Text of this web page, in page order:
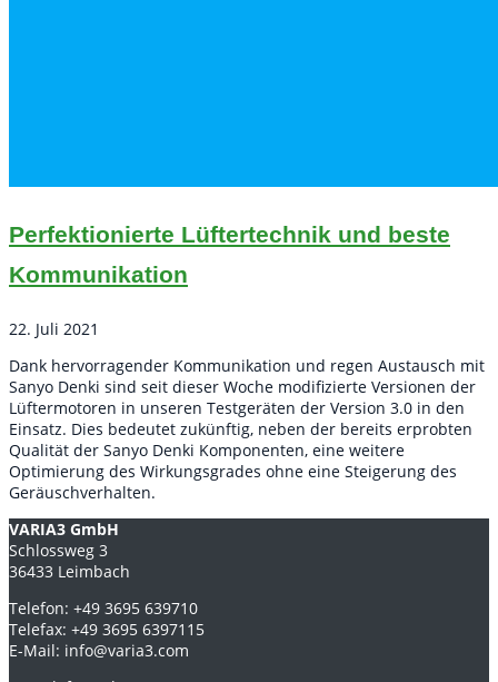
Perfektionierte Lüftertechnik und beste
Kommunikation
22. Juli 2021
Dank hervorragender Kommunikation und regen Austausch mit
Sanyo Denki sind seit dieser Woche modifizierte Versionen der
Lüftermotoren in unseren Testgeräten der Version 3.0 in den
Einsatz. Dies bedeutet zukünftig, neben der bereits erprobten
Qualität der Sanyo Denki Komponenten, eine weitere
Optimierung des Wirkungsgrades ohne eine Steigerung des
Geräuschverhalten.
VARIA3 GmbH
Schlossweg 3
36433 Leimbach
Telefon: +49 3695 639710
Telefax: +49 3695 6397115
E-Mail: info@varia3.com